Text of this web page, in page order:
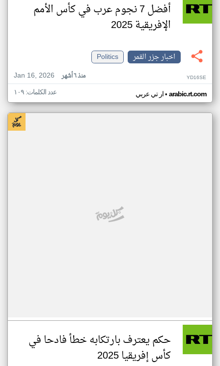
أفضل 7 نجوم عرب في كأس الأمم
الإفريقية 2025
اخبار جزر القمر
Politics
Jan 16, 2026
منذ ٦ أشهر YD16SE
ار تي عربي• arabic.rt.com عدد الكلمات: ١٠٩
حكم يعترف بارتكابه خطأ فادحا في
كأس إفريقيا 2025